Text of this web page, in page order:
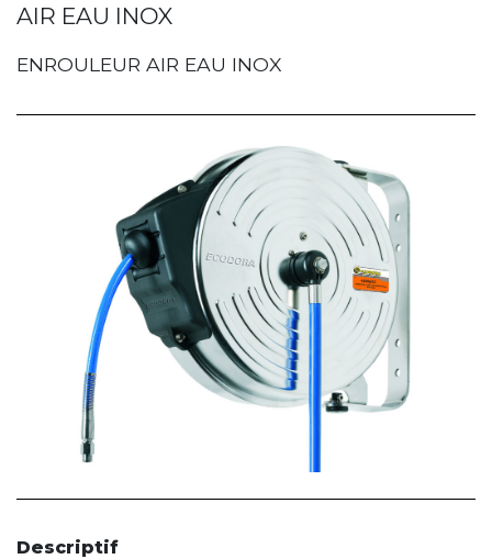
AIR EAU INOX
ENROULEUR AIR EAU INOX
Descriptif